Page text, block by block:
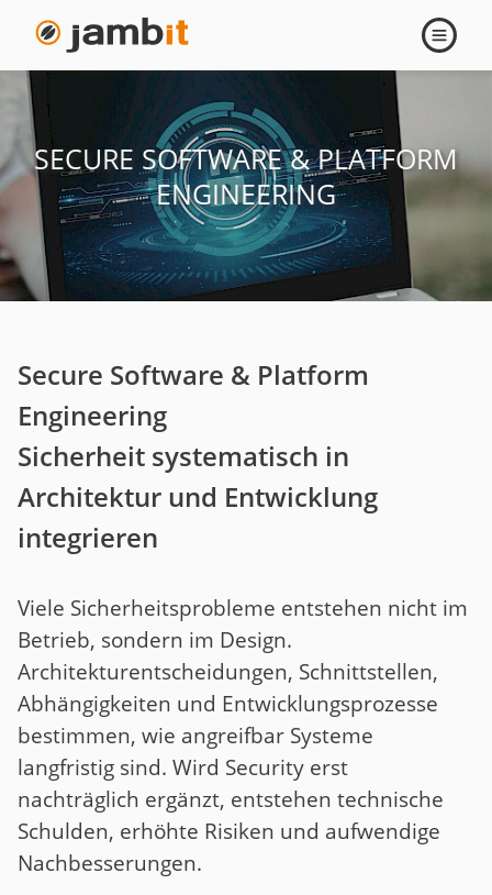
öffnen
SECURE SOFTWARE & PLATFORM
ENGINEERING
Secure Software & Platform
Engineering
Sicherheit systematisch in
Architektur und Entwicklung
integrieren
Viele Sicherheitsprobleme entstehen nicht im
Betrieb, sondern im Design.
Architekturentscheidungen, Schnittstellen,
Abhängigkeiten und Entwicklungsprozesse
bestimmen, wie angreifbar Systeme
langfristig sind. Wird Security erst
nachträglich ergänzt, entstehen technische
Schulden, erhöhte Risiken und aufwendige
Nachbesserungen.